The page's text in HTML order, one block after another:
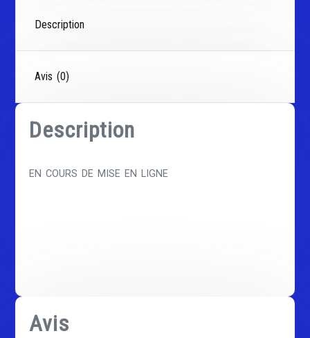
Description
Avis (0)
Description
EN COURS DE MISE EN LIGNE
Avis